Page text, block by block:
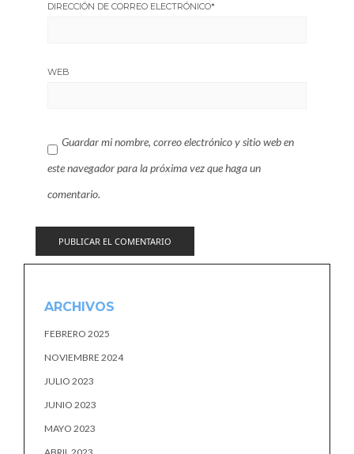
DIRECCIÓN DE CORREO ELECTRÓNICO*
WEB
Guardar mi nombre, correo electrónico y sitio web en
este navegador para la próxima vez que haga un
comentario.
ARCHIVOS
FEBRERO 2025
NOVIEMBRE 2024
JULIO 2023
JUNIO 2023
MAYO 2023